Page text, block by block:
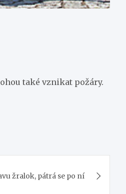
také vznikat požáry.
žralok, pátrá se po ní